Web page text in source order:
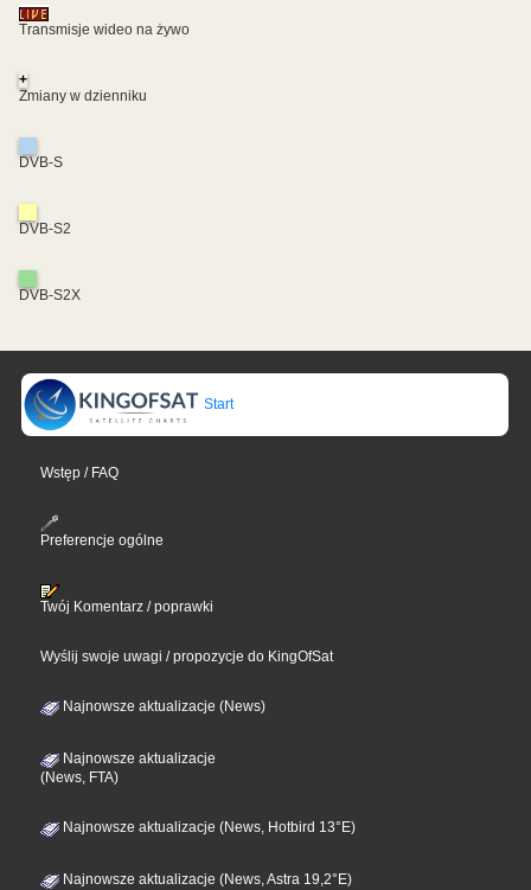
Transmisje wideo na żywo
+
Zmiany w dzienniku
DVB-S
DVB-S2
DVB-S2X
Start
Wstęp / FAQ
Preferencje ogólne
Twój Komentarz / poprawki
Wyślij swoje uwagi / propozycje do KingOfSat
Najnowsze aktualizacje (News)
Najnowsze aktualizacje
(News, FTA)
Najnowsze aktualizacje (News, Hotbird 13°E)
Najnowsze aktualizacje (News, Astra 19,2°E)